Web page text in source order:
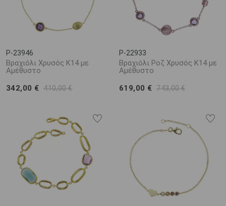
P-23946
Βραχιόλι Χρυσός Κ14 με
Αμέθυστο
342,00 € 410,00 €
P-22933
Βραχιόλι Ροζ Χρυσός Κ14 με
Αμέθυστο
619,00 € 743,00 €